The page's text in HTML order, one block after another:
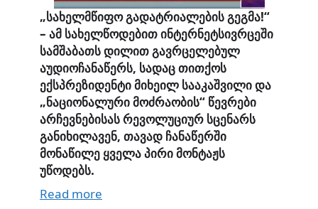
„სახელმწიფო გადატრიალების გეგმა!“
– ამ სახელწოდებით ინტერნეტსივრცეში
სამშაბათს დილით გავრცელებულ
აუდიოჩანაწერს, სადაც თითქოს
ექსპრეზიდენტი მიხეილ სააკაშვილი და
„ნაციონალური მოძრაობის“ წევრები
არჩევნებისას რევოლუციურ სცენარს
განიხილავენ, თავად ჩანაწერში
მონაწილე ყველა პირი მონტაჟს
უწოდებს.
Read more